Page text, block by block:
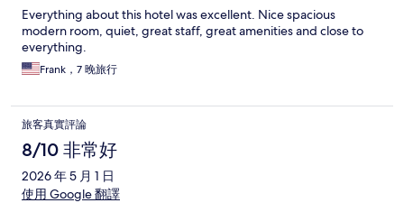
Everything about this hotel was excellent. Nice spacious
modern room, quiet, great staff, great amenities and close to
everything.
Frank，7 晚旅行
旅客真實評論
8/10 非常好
2026 年 5 月 1 日
使用 Google 翻譯